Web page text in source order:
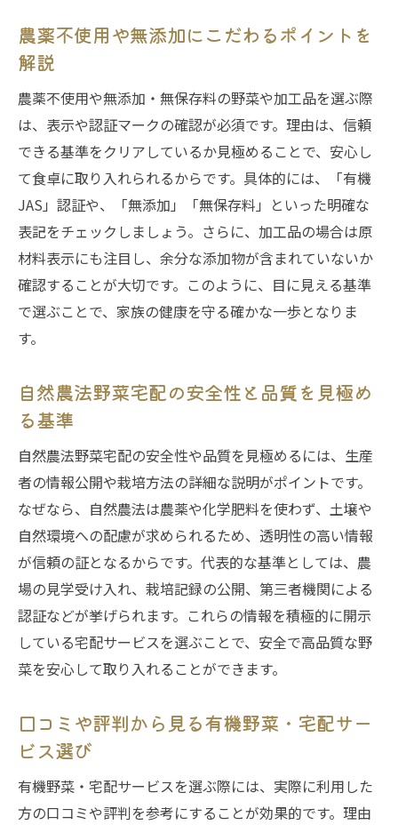
農薬不使用や無添加にこだわるポイントを
解説
農薬不使用や無添加・無保存料の野菜や加工品を選ぶ際
は、表示や認証マークの確認が必須です。理由は、信頼
できる基準をクリアしているか見極めることで、安心し
て食卓に取り入れられるからです。具体的には、「有機
JAS」認証や、「無添加」「無保存料」といった明確な
表記をチェックしましょう。さらに、加工品の場合は原
材料表示にも注目し、余分な添加物が含まれていないか
確認することが大切です。このように、目に見える基準
で選ぶことで、家族の健康を守る確かな一歩となりま
す。
自然農法野菜宅配の安全性と品質を見極め
る基準
自然農法野菜宅配の安全性や品質を見極めるには、生産
者の情報公開や栽培方法の詳細な説明がポイントです。
なぜなら、自然農法は農薬や化学肥料を使わず、土壌や
自然環境への配慮が求められるため、透明性の高い情報
が信頼の証となるからです。代表的な基準としては、農
場の見学受け入れ、栽培記録の公開、第三者機関による
認証などが挙げられます。これらの情報を積極的に開示
している宅配サービスを選ぶことで、安全で高品質な野
菜を安心して取り入れることができます。
口コミや評判から見る有機野菜・宅配サー
ビス選び
有機野菜・宅配サービスを選ぶ際には、実際に利用した
方の口コミや評判を参考にすることが効果的です。理由